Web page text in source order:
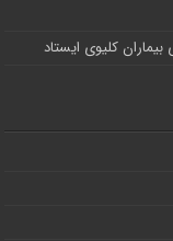
کلیوی ایستاد